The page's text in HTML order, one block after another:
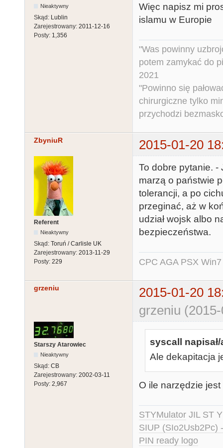
Nieaktywny
Skąd: Lublin
Zarejestrowany: 2011-12-16
Posty: 1,356
Więc napisz mi
islamu w Europie
"Was powinny
potem zamykać do
2021
"Powinno się
chirurgiczne tylko
przychodzi
ZbyniuR 2015-01-20
Referent
Nieaktywny
Skąd: Toruń / Carlisle UK
Zarejestrowany: 2013-11-29
Posty: 229
To dobre pytanie.
marzą o państwie
tolerancji, a po
przeginać, aż w
udział wojsk albo
bezpieczeństwa.
CPC AGA PSX
grzeniu
2015-01-20
grzeniu
Starszy Atarowiec
Nieaktywny
Skąd: CB
Zarejestrowany: 2002-03-11
Posty: 2,967
syscall napisał/
Ale dekapitacja
O ile narzędzie
STYMulator JIL ST
SIUP (SIo2Usb2Pc)
PIN ready logo